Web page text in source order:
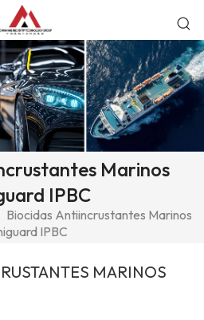
Marinos
IPBC
Biocidas Antiincrustantes Marinos
IPBC
MARINOS